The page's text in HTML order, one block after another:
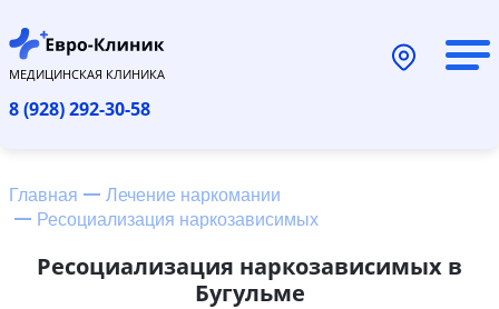
МЕДИЦИНСКАЯ КЛИНИКА
8 (928) 292-30-58
Главная
Лечение наркомании
Ресоциализация наркозависимых
Ресоциализация наркозависимых в
Бугульме